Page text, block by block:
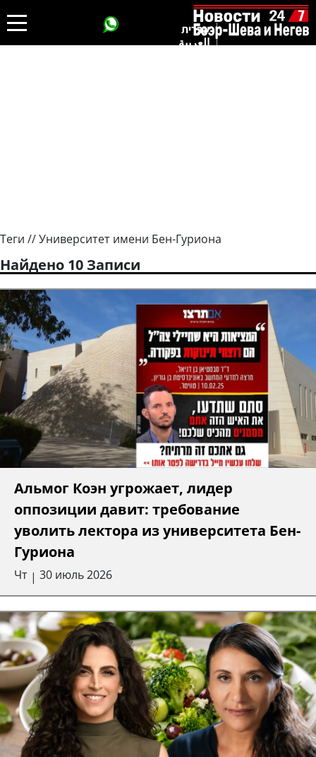
עברית
العربية
Теги // Университет имени Бен-Гуриона
Найдено 10 Записи
Альмог Коэн угрожает, лидер
оппозиции давит: требование
уволить лектора из университета Бен-
Гуриона
Чт | 30 июль 2026